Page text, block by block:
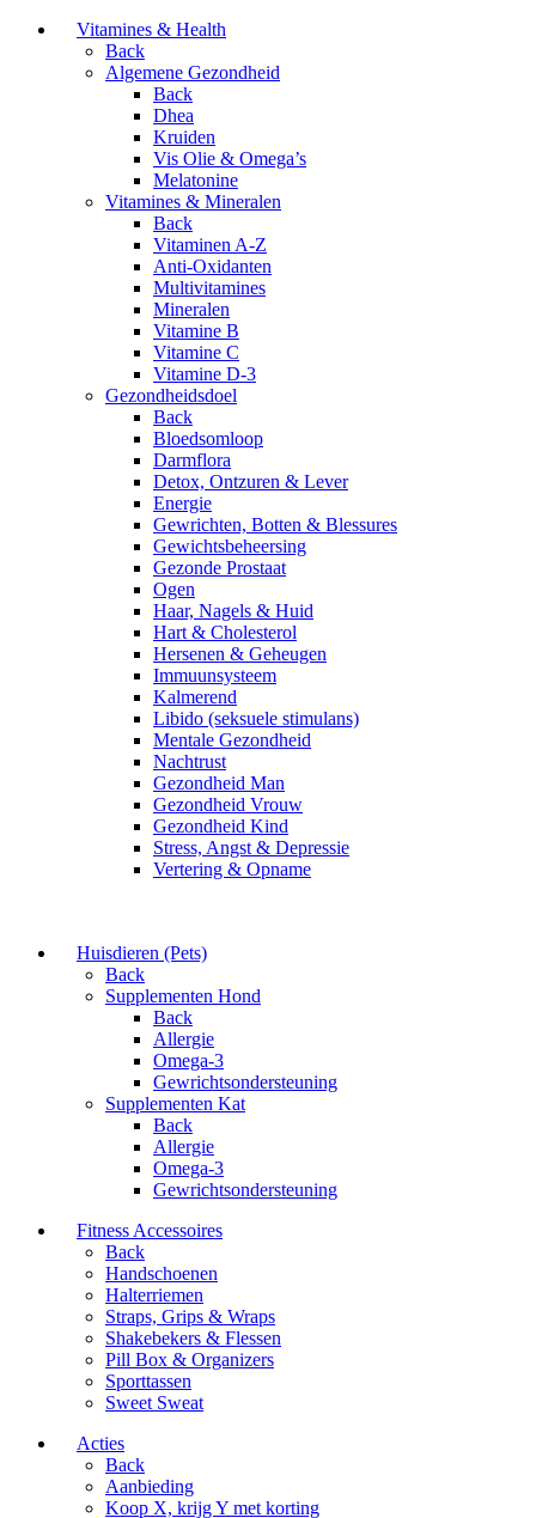
Vitamines & Health
Back
Algemene Gezondheid
Back
Dhea
Kruiden
Vis Olie & Omega’s
Melatonine
Vitamines & Mineralen
Back
Vitaminen A-Z
Anti-Oxidanten
Multivitamines
Mineralen
Vitamine B
Vitamine C
Vitamine D-3
Gezondheidsdoel
Back
Bloedsomloop
Darmflora
Detox, Ontzuren & Lever
Energie
Gewrichten, Botten & Blessures
Gewichtsbeheersing
Gezonde Prostaat
Ogen
Haar, Nagels & Huid
Hart & Cholesterol
Hersenen & Geheugen
Immuunsysteem
Kalmerend
Libido (seksuele stimulans)
Mentale Gezondheid
Nachtrust
Gezondheid Man
Gezondheid Vrouw
Gezondheid Kind
Stress, Angst & Depressie
Vertering & Opname
Huisdieren (Pets)
Back
Supplementen Hond
Back
Allergie
Omega-3
Gewrichtsondersteuning
Supplementen Kat
Back
Allergie
Omega-3
Gewrichtsondersteuning
Fitness Accessoires
Back
Handschoenen
Halterriemen
Straps, Grips & Wraps
Shakebekers & Flessen
Pill Box & Organizers
Sporttassen
Sweet Sweat
Acties
Back
Aanbieding
Koop X, krijg Y met korting